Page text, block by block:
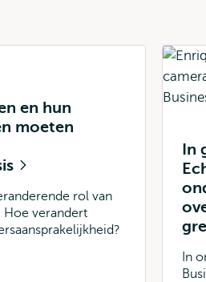
en hun
moeten
rol van
Hoe verandert
In
In